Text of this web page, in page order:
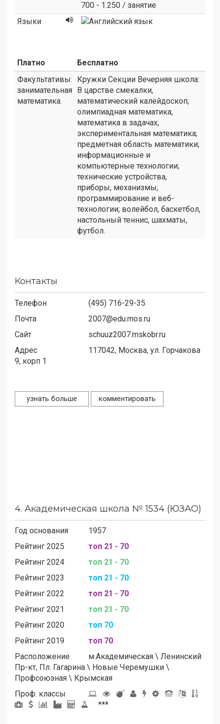
700 - 1.250 / занятие
Языки
Платно
Бесплатно
Факультативы:
занимательная
математика.
Кружки Секции Вечерняя школа:
В царстве смекалки,
математический калейдоскоп,
олимпиадная математика,
математика в задачах,
экспериментальная математика;
предметная область математики;
информационные и
компьютерные технологии;
технические устройства,
приборы, механизмы;
программирование и веб-
технологии; волейбол, баскетбол,
настольный теннис, шахматы,
футбол.
Контакты
Телефон
(495) 716-29-35
Почта
2007@edu.mos.ru
Сайт
schuuz2007.mskobr.ru
Адрес
117042, Москва, ул. Горчакова
9, корп 1
узнать больше комментировать
4. Академическая школа № 1534 (ЮЗАО)
Год основания
1957
Рейтинг 2025
топ 21 - 70
Рейтинг 2024
топ 21 - 70
Рейтинг 2023
топ 21 - 70
Рейтинг 2022
топ 21 - 70
Рейтинг 2021
топ 21 - 70
Рейтинг 2020
топ 70
Рейтинг 2019
топ 70
Расположение
м.Академическая \ Ленинский
Пр-кт, Пл. Гагарина \ Новые Черемушки \
Профсоюзная \ Крымская
Проф. классы
***